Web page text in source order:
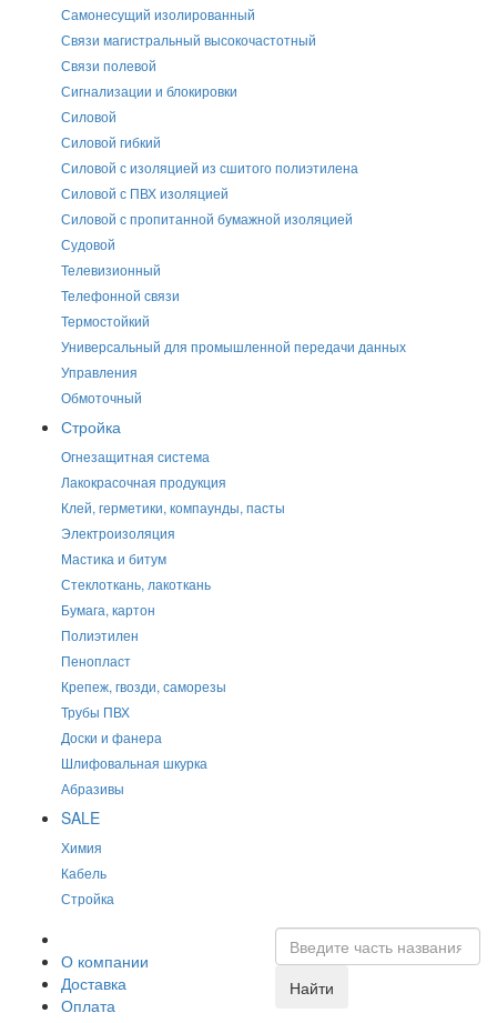
Самонесущий изолированный
Связи магистральный высокочастотный
Связи полевой
Сигнализации и блокировки
Силовой
Силовой гибкий
Силовой с изоляцией из сшитого полиэтилена
Силовой с ПВХ изоляцией
Силовой с пропитанной бумажной изоляцией
Судовой
Телевизионный
Телефонной связи
Термостойкий
Универсальный для промышленной передачи данных
Управления
Обмоточный
Стройка
Огнезащитная система
Лакокрасочная продукция
Клей, герметики, компаунды, пасты
Электроизоляция
Мастика и битум
Стеклоткань, лакоткань
Бумага, картон
Полиэтилен
Пенопласт
Крепеж, гвозди, саморезы
Трубы ПВХ
Доски и фанера
Шлифовальная шкурка
Абразивы
SALE
Химия
Кабель
Стройка
О компании
Доставка
Оплата
Найти